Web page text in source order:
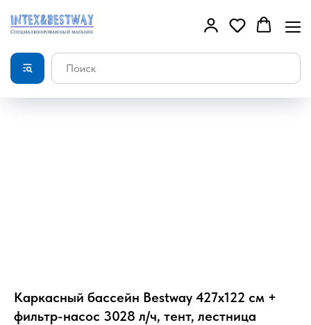
Каркасный бассейн Bestway 427х122 см +
фильтр-насос 3028 л/ч, тент, лестница